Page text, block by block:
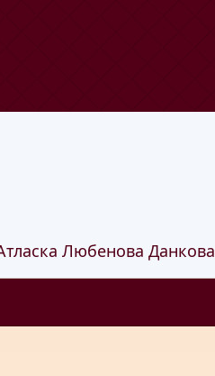
Любенова Данкова